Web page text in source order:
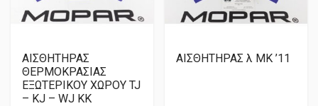
ΑΙΣΘΗΤΗΡΑΣ
ΘΕΡΜΟΚΡΑΣΙΑΣ
ΕΞΩΤΕΡΙΚΟΥ ΧΩΡΟΥ TJ
– KJ – WJ KK
ΑΙΣΘΗΤΗΡΑΣ λ ΜΚ ’11